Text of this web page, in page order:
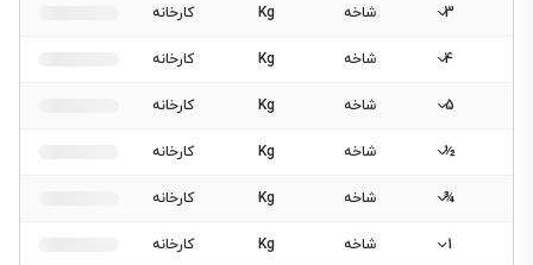
3 شاخه Kg کارخانه
4 شاخه Kg کارخانه
5 شاخه Kg کارخانه
½ شاخه Kg کارخانه
¾ شاخه Kg کارخانه
1 شاخه Kg کارخانه